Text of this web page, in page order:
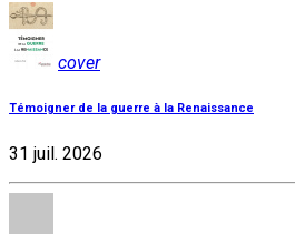
cover
Témoigner de la guerre à la Renaissance
31 juil. 2026